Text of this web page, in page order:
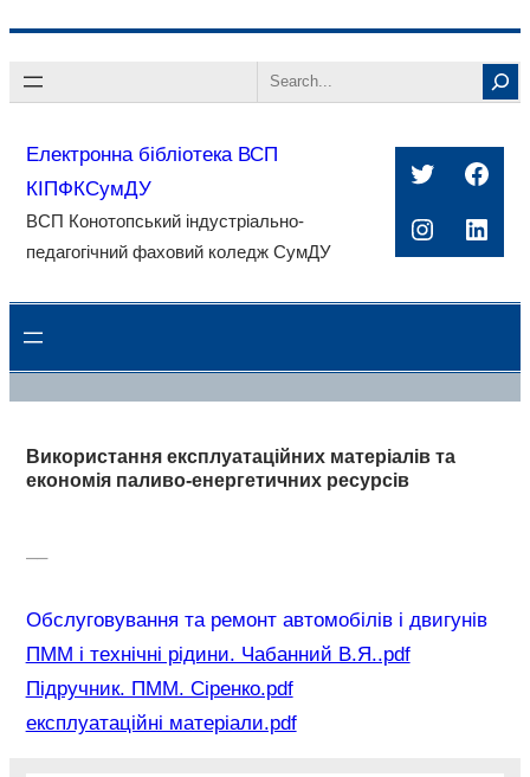
до
Search
Електронна бібліотека ВСП
КІПФКСумДУ
ВСП Конотопський індустріально-
педагогічний фаховий коледж СумДУ
Twitter
Використання експлуатаційних матеріалів та
економія паливо-енергетичних ресурсів
––
Обслуговування та ремонт автомобілів і двигунів
ПММ і технічні рідини. Чабанний В.Я..pdf
Підручник. ПММ. Сіренко.pdf
експлуатаційні матеріали.pdf